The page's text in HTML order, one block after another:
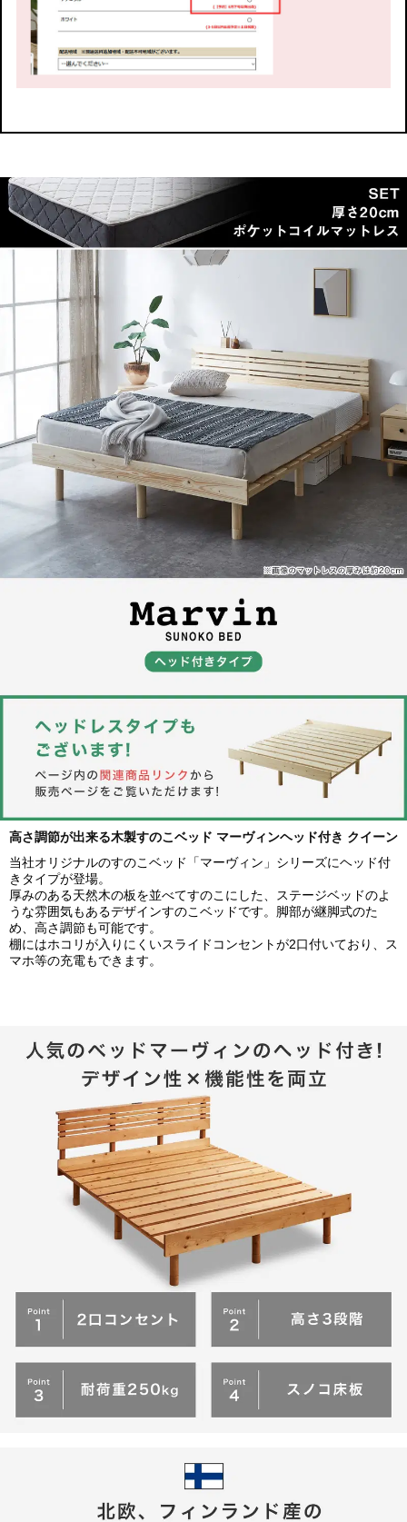
高さ調節が出来る木製すのこベッド マーヴィンヘッド付き クイーン
当社オリジナルのすのこベッド「マーヴィン」シリーズにヘッド付
きタイプが登場。
厚みのある天然木の板を並べてすのこにした、ステージベッドのよ
うな雰囲気もあるデザインすのこベッドです。脚部が継脚式のた
め、高さ調節も可能です。
棚にはホコリが入りにくいスライドコンセントが2口付いており、ス
マホ等の充電もできます。